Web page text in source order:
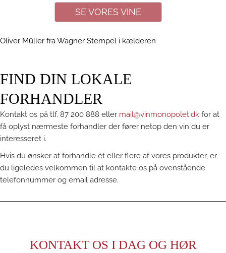
SE VORES VINE
Oliver Mûller fra Wagner Stempel i kælderen
FIND DIN LOKALE
FORHANDLER
Kontakt os på tlf. 87 200 888 eller mail@vinmonopolet.dk for at
få oplyst nærmeste forhandler der fører netop den vin du er
interesseret i.
Hvis du ønsker at forhandle ét eller flere af vores produkter, er
du ligeledes velkommen til at kontakte os på ovenstående
telefonnummer og email adresse.
KONTAKT OS I DAG OG HØR